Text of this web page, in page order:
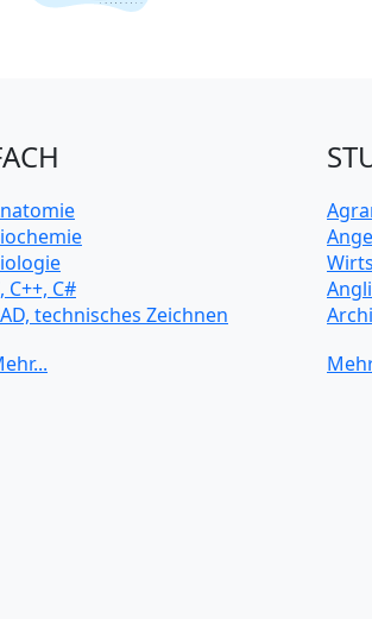
C++, C#
technisches Zeichnen